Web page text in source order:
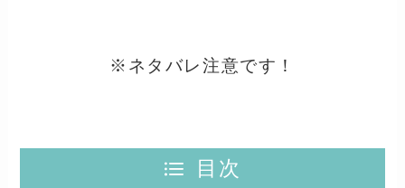
※ネタバレ注意です！
目次